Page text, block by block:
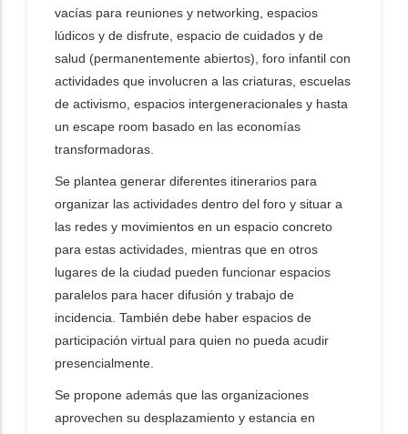
vacías para reuniones y networking, espacios
lúdicos y de disfrute, espacio de cuidados y de
salud (permanentemente abiertos), foro infantil con
actividades que involucren a las criaturas, escuelas
de activismo, espacios intergeneracionales y hasta
un escape room basado en las economías
transformadoras.
Se plantea generar diferentes itinerarios para
organizar las actividades dentro del foro y situar a
las redes y movimientos en un espacio concreto
para estas actividades, mientras que en otros
lugares de la ciudad pueden funcionar espacios
paralelos para hacer difusión y trabajo de
incidencia. También debe haber espacios de
participación virtual para quien no pueda acudir
presencialmente.
Se propone además que las organizaciones
aprovechen su desplazamiento y estancia en